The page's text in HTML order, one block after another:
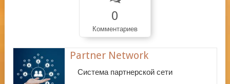
0
Комментариев
Partner Network
Система партнерской сети